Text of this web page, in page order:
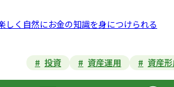
投資 資産運用 資産